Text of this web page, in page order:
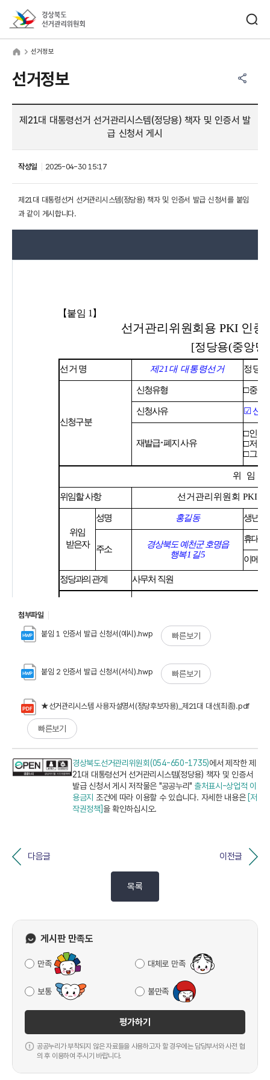
선거정보
선거정보
제21대 대통령선거 선거관리시스템(정당용) 책자 및 인증서 발
급 신청서 게시
작성일 2025-04-30 15:17
제21대 대통령선거 선거관리시스템(정당용) 책자 및 인증서 발급 신청서를 붙임
과 같이 게시합니다.
첨부파일
붙임 1 인증서 발급 신청서(예시).hwp 빠른보기
붙임 2 인증서 발급 신청서(서식).hwp 빠른보기
★선거관리시스템 사용자설명서(정당후보자용)_제21대 대선(최종).pdf
빠른보기
경상북도선거관리위원회(054-650-1735)에서 제작한 제
21대 대통령선거 선거관리시스템(정당용) 책자 및 인증서
발급 신청서 게시 저작물은 "공공누리" 출처표시-상업적 이
용금지 조건에 따라 이용할 수 있습니다. 자세한 내용은 [저
작권정책]을 확인하십시오.
다음글 이전글
목록
게시판 만족도
만족 대체로 만족
보통 불만족
평가하기
공공누리가 부착되지 않은 자료들을 사용하고자 할 경우에는 담당부서와 사전 협
의 후 이용하여 주시기 바랍니다.